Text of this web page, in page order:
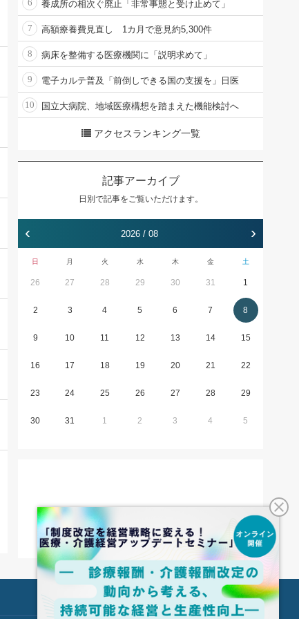
6 養成所の相次ぐ廃止「非常事態と受け止めて」
7 高額療養費見直し 1カ月で意見約5,300件
8 病床を整備する医療機関に「説明求めて」
9 電子カルテ普及「前倒しできる国の支援を」日医
10 国立大病院、地域医療構想を踏まえた機能検討へ
アクセスランキング一覧
記事アーカイブ
日別で記事をご覧いただけます。
‹ 2026 / 08 ›
日 月 火 水 木 金 土
26 27 28 29 30 31 1
2 3 4 5 6 7 8
9 10 11 12 13 14 15
16 17 18 19 20 21 22
23 24 25 26 27 28 29
30 31 1 2 3 4 5